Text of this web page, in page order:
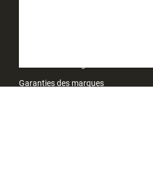
Garanties des marques